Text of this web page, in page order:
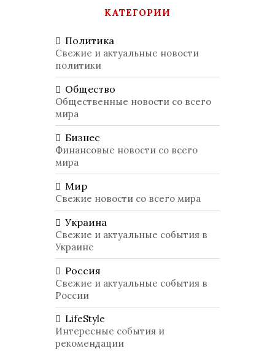
КАТЕГОРИИ
Политика
Свежие и актуальные новости
политики
Общество
Общественные новости со всего
мира
Бизнес
Финансовые новости со всего
мира
Мир
Свежие новости со всего мира
Украина
Свежие и актуальные события в
Украине
Россия
Свежие и актуальные события в
России
LifeStyle
Интересные события и
рекомендации